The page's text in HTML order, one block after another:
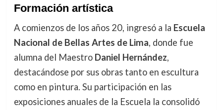
Formación artística
A comienzos de los años 20, ingresó a la Escuela
Nacional de Bellas Artes de Lima, donde fue
alumna del Maestro Daniel Hernández,
destacándose por sus obras tanto en escultura
como en pintura. Su participación en las
exposiciones anuales de la Escuela la consolidó